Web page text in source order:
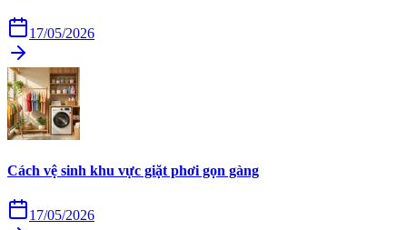
17/05/2026
Cách vệ sinh khu vực giặt phơi gọn gàng
17/05/2026